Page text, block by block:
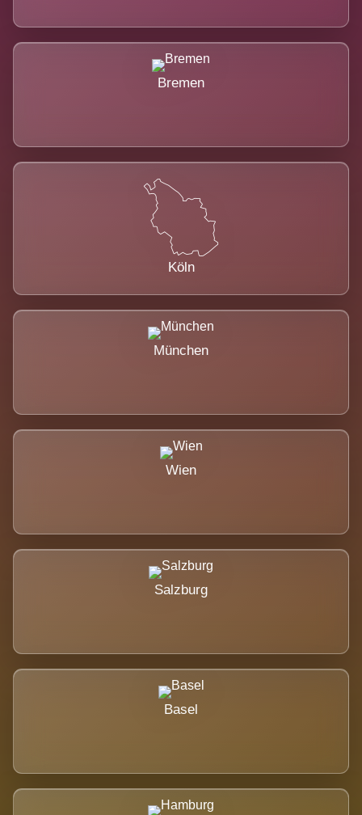
Bremen
Köln
München
Wien
Salzburg
Basel